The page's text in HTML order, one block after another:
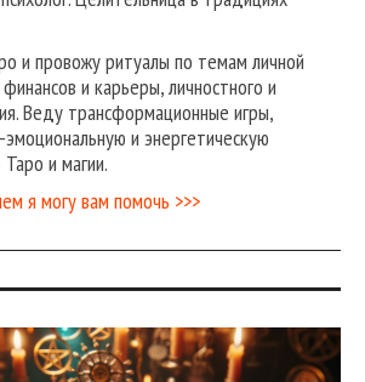
и провожу ритуалы по темам личной
и карьеры, личностного и
Веду трансформационные игры,
и энергетическую
и магии.
я могу вам помочь >>>